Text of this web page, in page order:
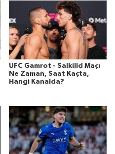
UFC Gamrot - Salkilld Maçı
Ne Zaman, Saat Kaçta,
Hangi Kanalda?